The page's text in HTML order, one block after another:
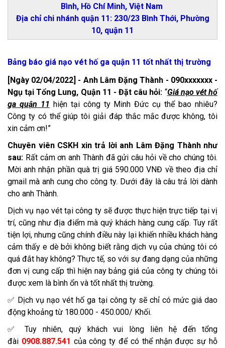
Bình, Hồ Chí Minh, Việt Nam
Địa chỉ chi nhánh quận 11: 230/23 Bình Thới, Phường
10, quận 11
Bảng báo giá nạo vét hố ga quận 11 tốt nhất thị trường
[Ngày 02/04/2022] - Anh Lâm Đặng Thành - 090xxxxxxx -
Ngụ tại Tổng Lung, Quận 11 - Đặt câu hỏi: “Giá nạo vét hố
ga quận 11 hiện tại công ty Minh Đức cụ thể bao nhiêu?
Công ty có thể giúp tôi giải đáp thắc mắc được không, tôi
xin cảm ơn!”
Chuyên viên CSKH xin trả lời anh Lâm Đặng Thành như
sau: Rất cảm ơn anh Thành đã gửi câu hỏi về cho chúng tôi.
Mời anh nhận phần quà trị giá 590.000 VNĐ về theo địa chỉ
gmail mà anh cung cho công ty. Dưới đây là câu trả lời dành
cho anh Thành.
Dịch vụ nạo vét tại công ty sẽ được thực hiện trực tiếp tại vị
trí, cũng như địa điểm mà quý khách hàng cung cấp. Tuy rất
tiện lợi, nhưng cũng chính điều này lại khiến nhiều khách hàng
cảm thấy e dè bởi không biết rằng dịch vụ của chúng tôi có
quá đắt hay không? Thực tế, so với sự đang dạng của những
đơn vị cung cấp thì hiện nay bảng giá của công ty chúng tôi
được xem là bình ổn và tốt nhất thị trường.
✅ Dịch vụ nạo vét hố ga tại công ty sẽ chỉ có mức giá dao
động khoảng từ 180.000 - 450.000/ Khối.
✅ Tuy nhiên, quý khách vui lòng liên hệ đến tổng
đài 0908.887.541 của công ty để có thể nhận được sự hỗ